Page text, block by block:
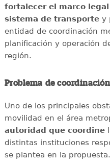
fortalecer el marco
sistema de transportey
entidad de coordinación
planificación y operación
región.
Problema de
Uno de los principales
movilidad en el área
autoridad que coordine
distintas instituciones
se plantea en la propuesta.